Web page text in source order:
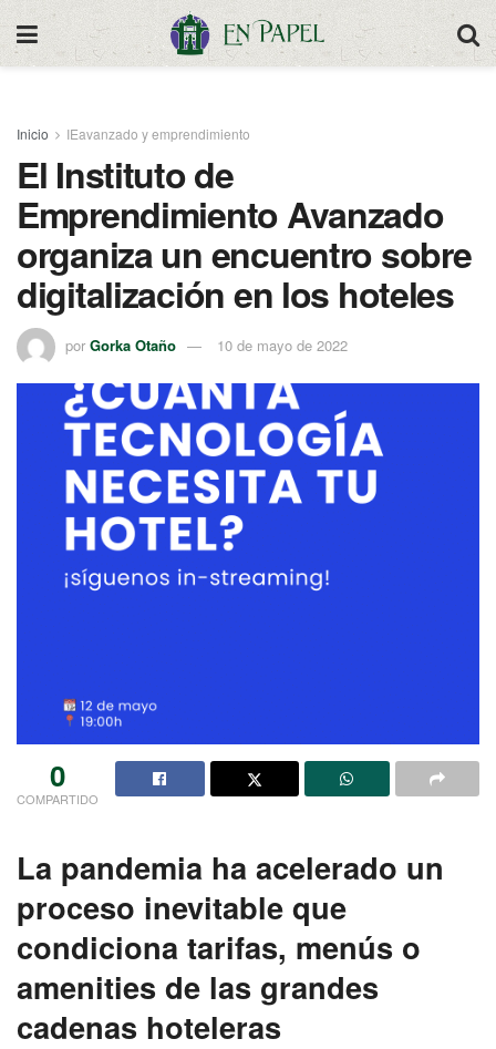
Inicio IEavanzado y emprendimiento
El Instituto de
Emprendimiento Avanzado
organiza un encuentro sobre
digitalización en los hoteles
por Gorka Otaño 10 de mayo de 2022
0
COMPARTIDO
La pandemia ha acelerado un
proceso inevitable que
condiciona tarifas, menús o
amenities de las grandes
cadenas hoteleras